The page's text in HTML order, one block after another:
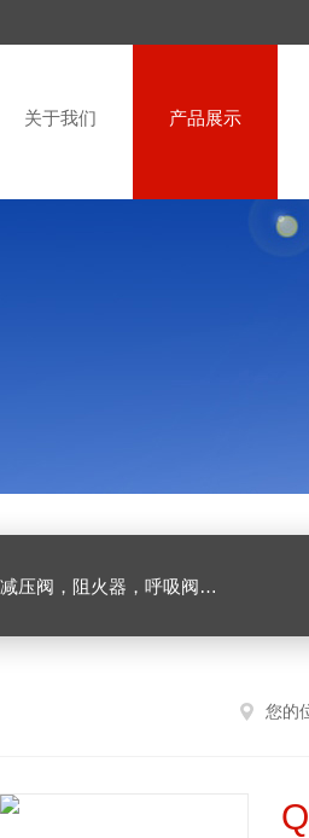
关于我们 产品展示
阻火器，呼吸阀，排气阀
您的